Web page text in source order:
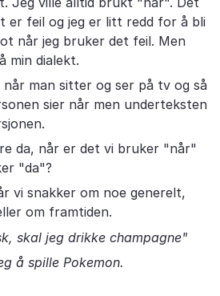
er feil og jeg er litt redd for å bli
når jeg bruker det feil. Men
min dialekt.
når man sitter og ser på tv og så
sier når men underteksten
da, når er det vi bruker "når"
"da"?
vi snakker om noe generelt,
om framtiden.
skal jeg drikke champagne"
å spille Pokemon.